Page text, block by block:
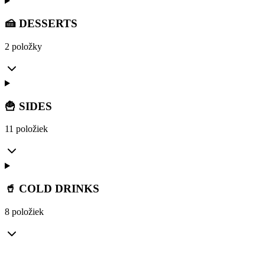
🍰 DESSERTS
2 položky
🍟 SIDES
11 položiek
🥤 COLD DRINKS
8 položiek